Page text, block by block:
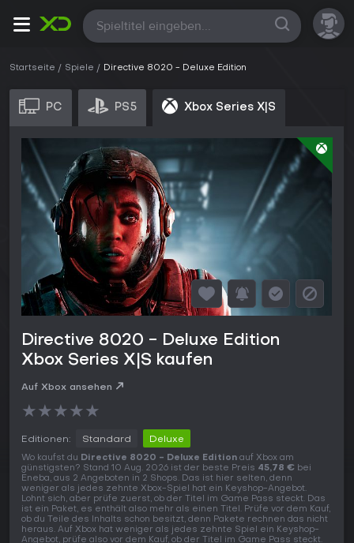
Alle
Startseite Spiele Directive 8020 - Deluxe Edition
PC PS5 Xbox Series X|S
Directive 8020 - Deluxe Edition
Xbox Series X|S kaufen
Auf Xbox ansehen
★★★★★
Editionen: Standard Deluxe
Wo kaufst du Directive 8020 - Deluxe Edition auf Xbox am
günstigsten? Stand 10 Aug. 2026 ist der beste Preis 45,78 € bei
Eneba, aus 2 Angeboten in 2 Shops. Das ist hier selten, denn
weniger als jedes zehnte Xbox-Spiel hat ein Keyshop-Angebot.
Lohnt sich, aber prüfe zuerst, ob der Titel im Game Pass steckt. Das
ist ein Paket, es enthält also mehr als einen Titel. Prüfe vor dem Kauf,
ob du Teile des Inhalts schon besitzt, denn Pakete rechnen das nicht
heraus. Auf Xbox hat weniger als jedes zehnte Spiel ein Keyshop-
Angebot, prüfe also vor dem Kauf, ob der Titel im Game Pass steckt.